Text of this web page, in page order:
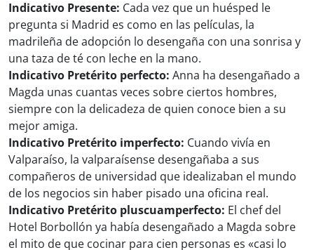
Indicativo Presente: Cada vez que un huésped le
pregunta si Madrid es como en las películas, la
madrileña de adopción lo desengaña con una sonrisa y
una taza de té con leche en la mano.
Indicativo Pretérito perfecto: Anna ha desengañado a
Magda unas cuantas veces sobre ciertos hombres,
siempre con la delicadeza de quien conoce bien a su
mejor amiga.
Indicativo Pretérito imperfecto: Cuando vivía en
Valparaíso, la valparaísense desengañaba a sus
compañeros de universidad que idealizaban el mundo
de los negocios sin haber pisado una oficina real.
Indicativo Pretérito pluscuamperfecto: El chef del
Hotel Borbollón ya había desengañado a Magda sobre
el mito de que cocinar para cien personas es «casi lo